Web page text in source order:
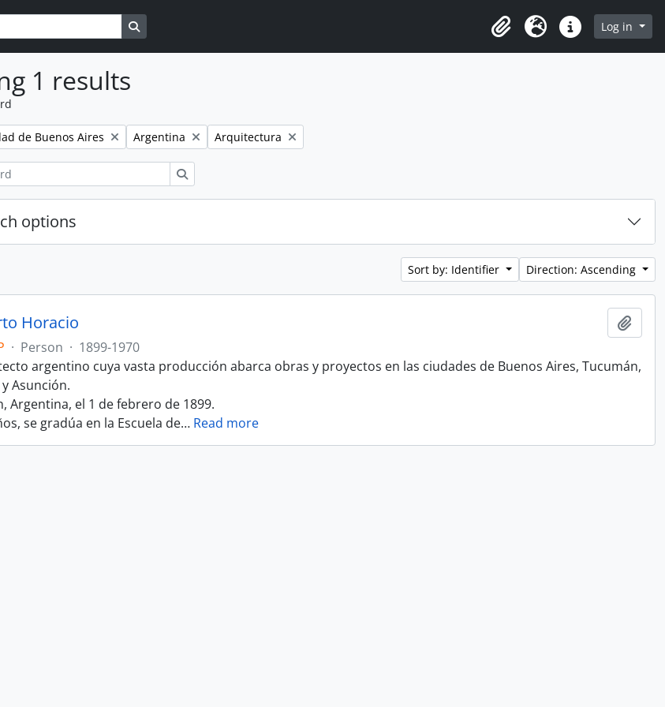
ClipboardLanguageQuick linksLog in
1 results
de Buenos Aires Remove filter:
Argentina Remove filter:
Arquitectura
options
Sort by: Identifier Direction: Ascending
Horacio
· Person · 1899-1970
argentino cuya vasta producción abarca obras y proyectos en las ciudades de Buenos Aires, Tucumán,
Asunción.
Argentina, el 1 de febrero de 1899.
se gradúa en la Escuela de… Read more